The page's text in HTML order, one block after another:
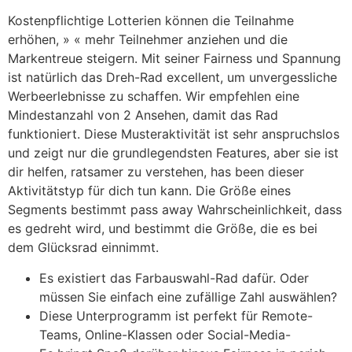
Kostenpflichtige Lotterien können die Teilnahme
erhöhen, » « mehr Teilnehmer anziehen und die
Markentreue steigern. Mit seiner Fairness und Spannung
ist natürlich das Dreh-Rad excellent, um unvergessliche
Werbeerlebnisse zu schaffen. Wir empfehlen eine
Mindestanzahl von 2 Ansehen, damit das Rad
funktioniert. Diese Musteraktivität ist sehr anspruchslos
und zeigt nur die grundlegendsten Features, aber sie ist
dir helfen, ratsamer zu verstehen, has been dieser
Aktivitätstyp für dich tun kann. Die Größe eines
Segments bestimmt pass away Wahrscheinlichkeit, dass
es gedreht wird, und bestimmt die Größe, die es bei
dem Glücksrad einnimmt.
Es existiert das Farbauswahl-Rad dafür. Oder
müssen Sie einfach eine zufällige Zahl auswählen?
Diese Unterprogramm ist perfekt für Remote-
Teams, Online-Klassen oder Social-Media-